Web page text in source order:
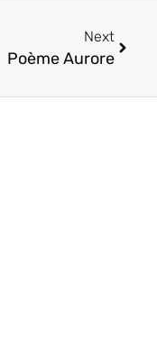
Next
Poème Aurore